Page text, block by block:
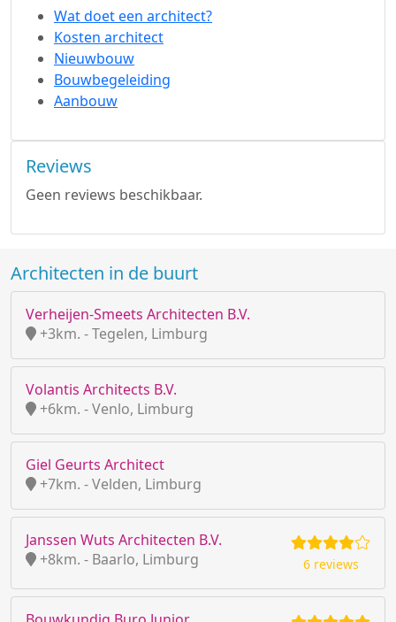
Wat doet een architect?
Kosten architect
Nieuwbouw
Bouwbegeleiding
Aanbouw
Reviews
Geen reviews beschikbaar.
Architecten in de buurt
Verheijen-Smeets Architecten B.V.
+3km. - Tegelen, Limburg
Volantis Architects B.V.
+6km. - Venlo, Limburg
Giel Geurts Architect
+7km. - Velden, Limburg
Janssen Wuts Architecten B.V.
+8km. - Baarlo, Limburg
6 reviews